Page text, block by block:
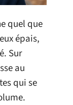
quel que
épais,
Sur
au
qui se